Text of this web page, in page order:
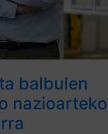
balbulen
nazioarteko